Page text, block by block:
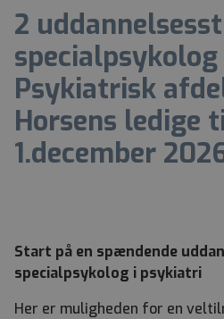
2
specialpsykolog
Psykiatrisk
Horsens ledige
1.december
Start på en spændende
specialpsykolog i psykiatri
Her er muligheden for en